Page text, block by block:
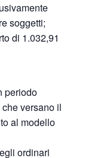
soggetti;
di 1.032,91
periodo
versano il
al modello
ordinari